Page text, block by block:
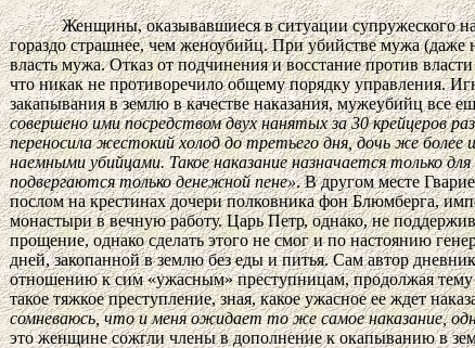
Женщины, оказывавшиеся в ситуации супружеского
гораздо страшнее, чем женоубийц. При убийстве мужа
власть мужа. Отказ от подчинения и восстание против
что никак не противоречило общему порядку управления.
закапывания в землю в качестве наказания, мужеубийц все
совершено ими посредством двух нанятых за 30 крейцеров
переносила жестокий холод до третьего дня, дочь же
наемными убийцами. Такое наказание назначается только
подвергаются только денежной пене». В другом месте
послом на крестинах дочери полковника фон Блюмберга,
монастыри в вечную работу. ЦарьПетр,однако, не
прощение, однако сделать этого не смог и по настоянию
дней, закопанной в землю без еды и питья. Сам автор
отношению к сим «ужасным» преступницам, продолжая тему
такое тяжкое преступление, зная, какое ужасное ее ждет
сомневаюсь, что и меня ожидает то же самое наказание,
это женщине сожгли члены в дополнение к окапыванию в